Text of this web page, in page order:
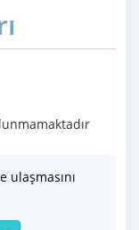
ulaşmasını